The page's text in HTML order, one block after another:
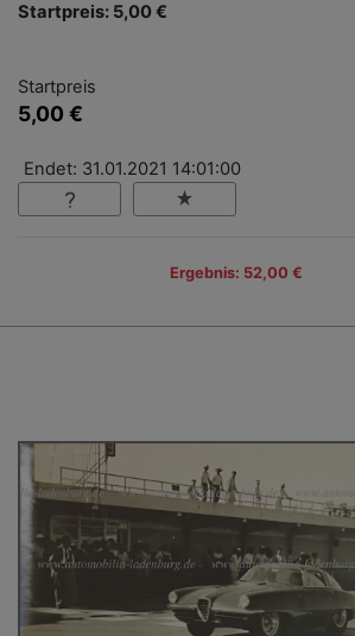
Startpreis: 5,00 €
Startpreis
5,00 €
Endet: 31.01.2021 14:01:00
Ergebnis: 52,00 €